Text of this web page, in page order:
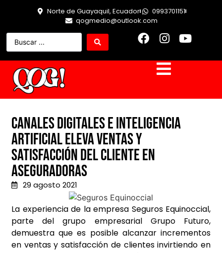
Norte de Guayaquil, Ecuador
0993701151
qogmedio@outlook.com
Canales digitales e inteligencia
artificial eleva ventas y
satisfacción del cliente en
aseguradoras
29 agosto 2021
La experiencia de la empresa Seguros Equinoccial,
parte del grupo empresarial Grupo Futuro,
demuestra que es posible alcanzar incrementos
en ventas y satisfacción de clientes invirtiendo en